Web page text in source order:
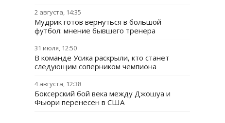
2 августа, 14:35
Мудрик готов вернуться в большой
футбол: мнение бывшего тренера
31 июля, 12:50
В команде Усика раскрыли, кто станет
следующим соперником чемпиона
4 августа, 12:38
Боксерский бой века между Джошуа и
Фьюри перенесен в США